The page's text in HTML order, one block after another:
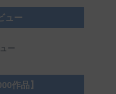
ュー
ー
作品】